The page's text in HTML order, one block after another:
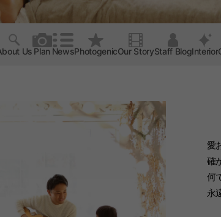
Us Plan NewsPhotogenicOur StoryStaff BlogInterior
愛
確
何
永